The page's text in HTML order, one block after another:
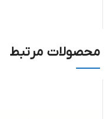
محصولات مرتبط